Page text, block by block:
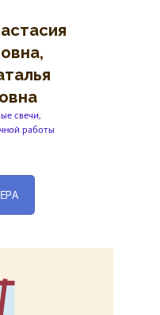
свечи,
работы